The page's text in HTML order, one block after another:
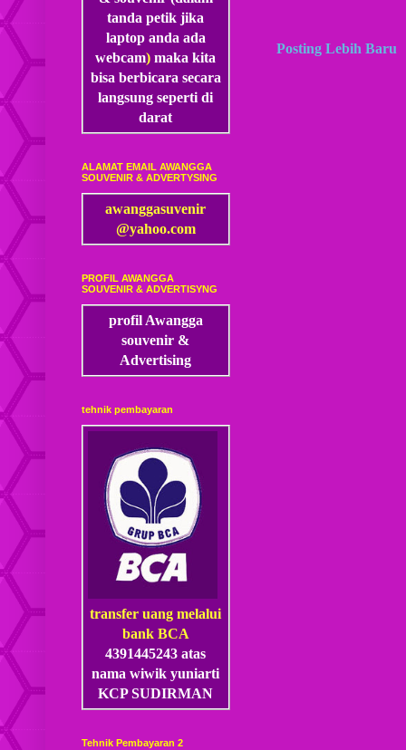
Posting Lebih Baru
tanda petik jika
laptop anda ada
webcam)maka kita
bisa berbicara secara
langsung seperti di
darat
ALAMAT EMAIL AWANGGA
SOUVENIR & ADVERTYSING
awanggasuvenir
@yahoo.com
PROFIL AWANGGA
SOUVENIR & ADVERTISYNG
profil Awangga
souvenir &
Advertising
tehnik pembayaran
transfer uang melalui
bank BCA
4391445243 atas
nama wiwik yuniarti
KCP SUDIRMAN
Tehnik Pembayaran 2